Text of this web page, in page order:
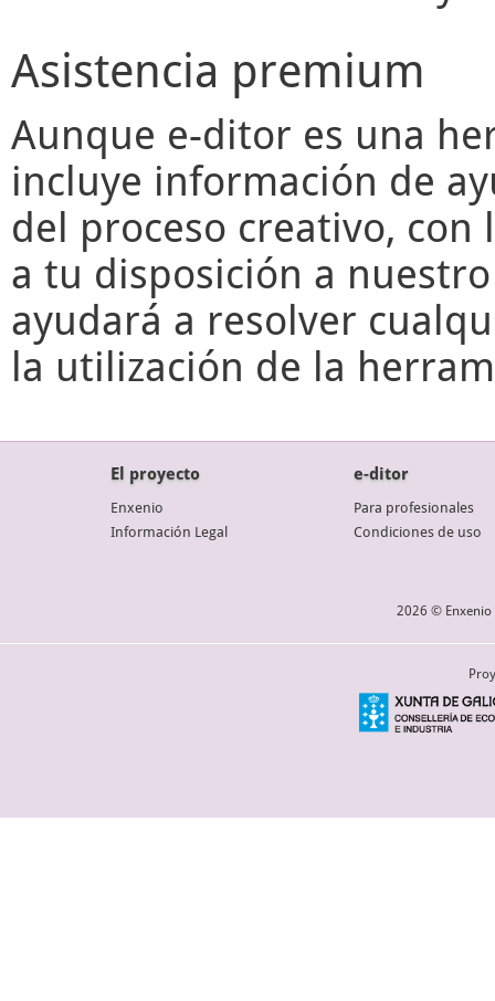
Asistencia premium
Aunque e-ditor es una
incluye información de
del proceso creativo,
a tu disposición a
ayudará a resolver
la utilización de la
El proyecto
Enxenio
Información Legal
e-ditor
Para profesionales
Condiciones de uso
2026 © Enxenio